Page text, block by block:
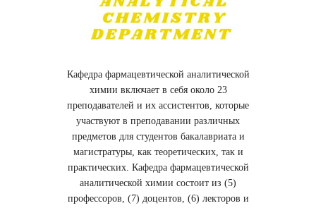
Кафедра фармацевтической аналитической
химии включает в себя около 23
преподавателей и их ассистентов, которые
участвуют в преподавании различных
предметов для студентов бакалавриата и
магистратуры, как теоретических, так и
практических. Кафедра фармацевтической
аналитической химии состоит из (5)
профессоров, (7) доцентов, (6) лекторов и